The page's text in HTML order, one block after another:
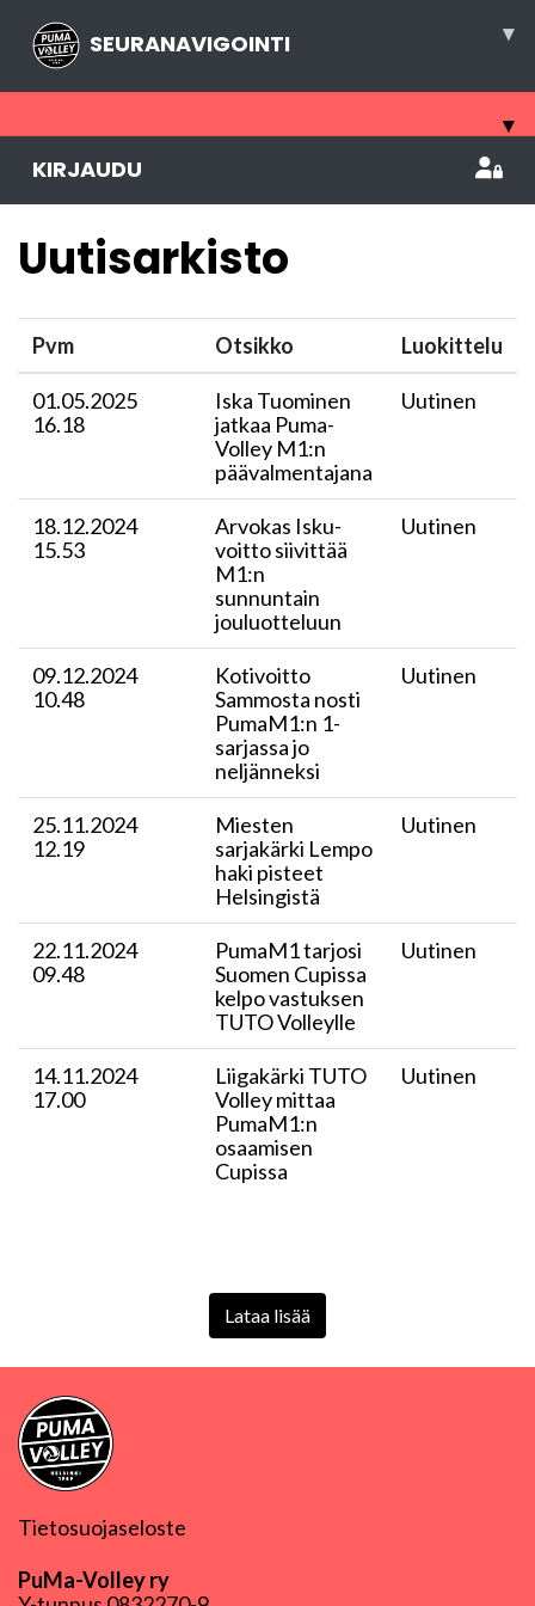
SEURANAVIGOINTI ▾
▾
KIRJAUDU
Uutisarkisto
Pvm Otsikko Luokittelu
01.05.2025
16.18
Iska Tuominen
jatkaa Puma-
Volley M1:n
päävalmentajana
Uutinen
18.12.2024
15.53
Arvokas Isku-
voitto siivittää
M1:n
sunnuntain
jouluotteluun
Uutinen
09.12.2024
10.48
Kotivoitto
Sammosta nosti
PumaM1:n 1-
sarjassa jo
neljänneksi
Uutinen
25.11.2024
12.19
Miesten
sarjakärki Lempo
haki pisteet
Helsingistä
Uutinen
22.11.2024
09.48
​PumaM1 tarjosi
Suomen Cupissa
kelpo vastuksen
TUTO Volleylle
Uutinen
14.11.2024
17.00
Liigakärki TUTO
Volley mittaa
PumaM1:n
osaamisen
Cupissa
Uutinen
Lataa lisää
Tietosuojaseloste
PuMa-Volley ry